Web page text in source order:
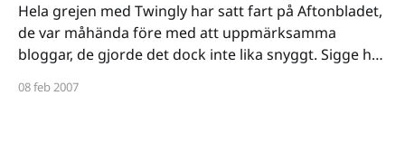
Hela grejen med Twingly har satt fart på Aftonbladet,
de var måhända före med att uppmärksamma
bloggar, de gjorde det dock inte lika snyggt. Sigge har
Aftonbladets metod att koppla tidningsartiklar med
08 feb 2007